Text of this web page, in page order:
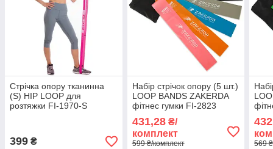
Стрічка опору тканинна
(S) HIP LOOP для
розтяжки FI-1970-S
399 ₴
Набір стрічок опору (5 шт.)
LOOP BANDS ZAKERDA
фітнес гумки FI-2823
431,28₴/
комплект
599 ₴/комплект 569